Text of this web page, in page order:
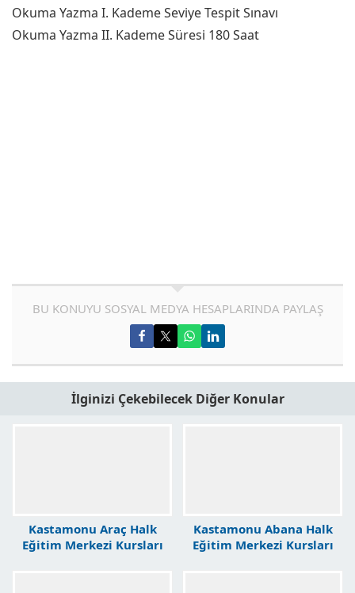
Okuma Yazma I. Kademe Seviye Tespit Sınavı
Okuma Yazma II. Kademe Süresi 180 Saat
BU KONUYU SOSYAL MEDYA HESAPLARINDA PAYLAŞ
İlginizi Çekebilecek Diğer Konular
Kastamonu Araç Halk
Eğitim Merkezi Kursları
Kastamonu Abana Halk
Eğitim Merkezi Kursları